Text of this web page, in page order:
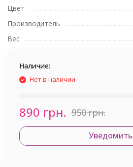
Цвет
Производитель
Вес
Наличие:
Нет в наличии
890 грн. 950 грн.
Уведомить